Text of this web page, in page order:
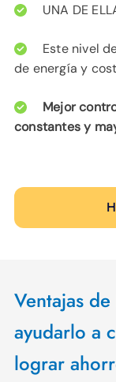
UNA DE
Este nivel
de energía y
Mejor
constantes y
Ventajas
ayudarlo a
lograr